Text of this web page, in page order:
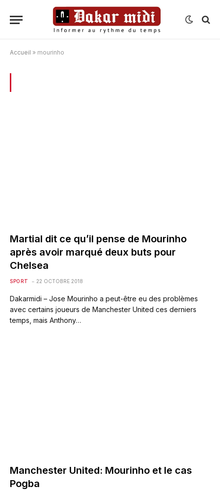
Accueil » mourinho
Martial dit ce qu’il pense de Mourinho
après avoir marqué deux buts pour
Chelsea
SPORT 22 OCTOBRE 2018
Dakarmidi – Jose Mourinho a peut-être eu des problèmes
avec certains joueurs de Manchester United ces derniers
temps, mais Anthony…
Manchester United: Mourinho et le cas
Pogba